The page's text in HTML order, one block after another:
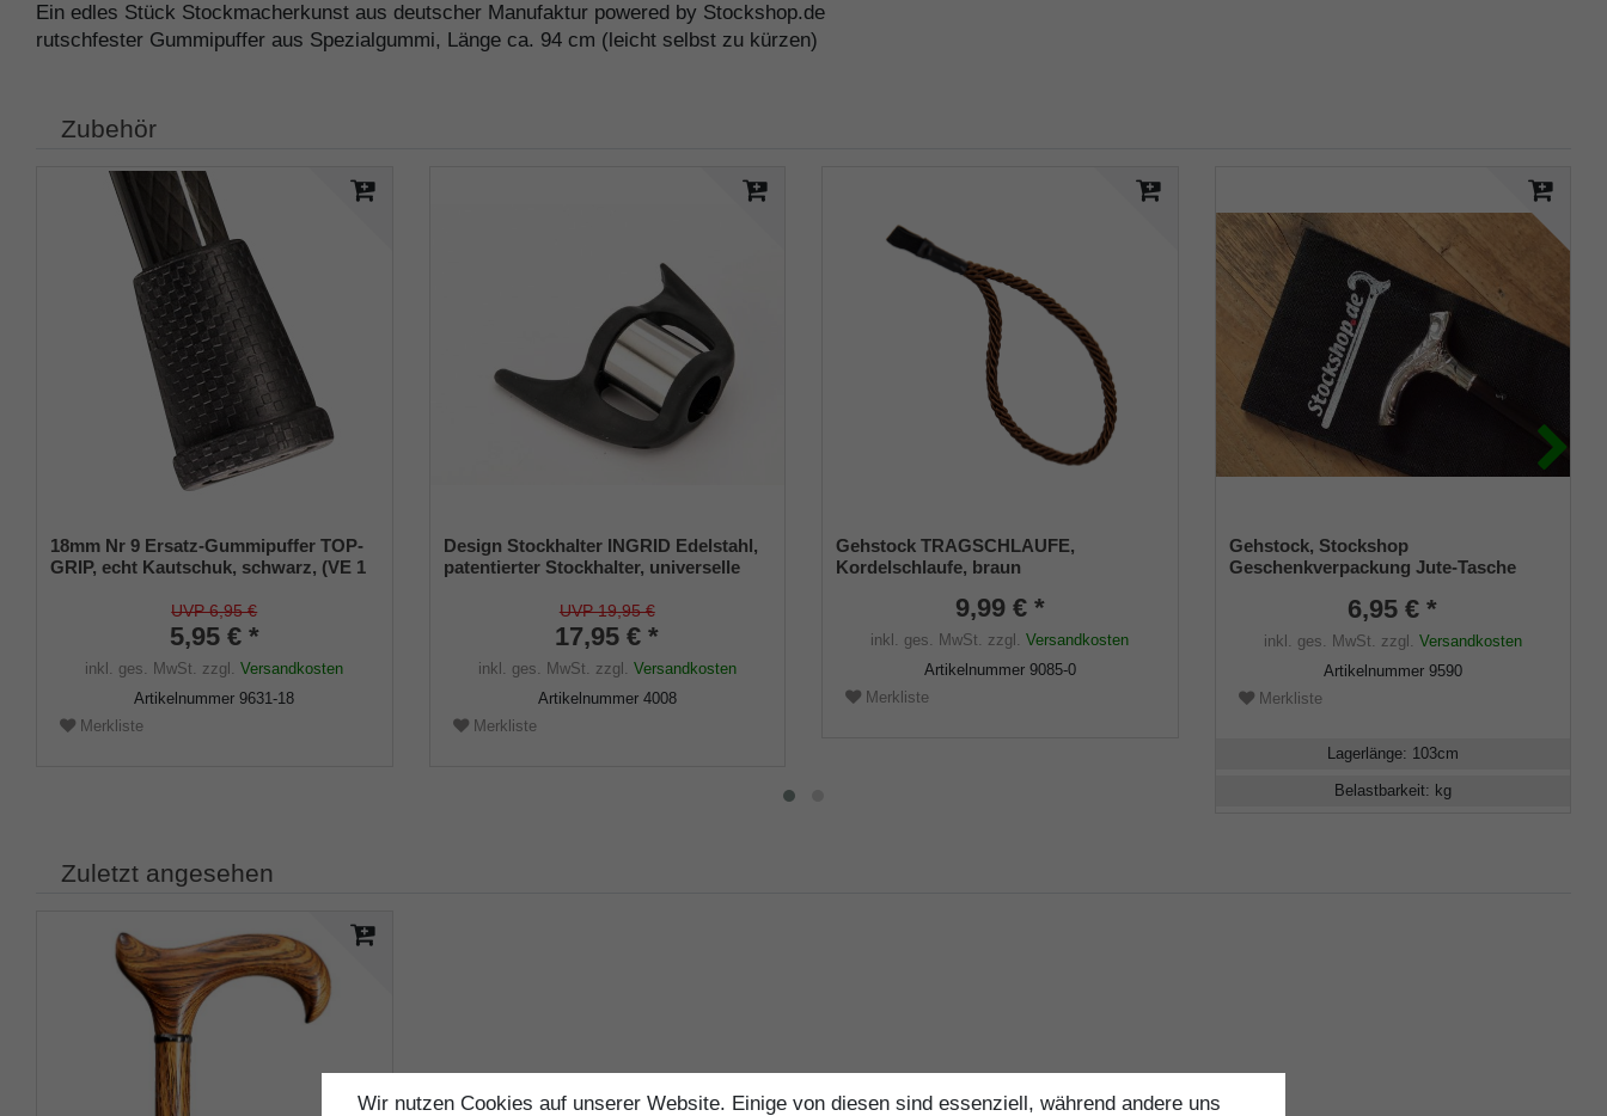
Ein edles Stück Stockmacherkunst aus deutscher Manufaktur powered by Stockshop.de
rutschfester Gummipuffer aus Spezialgummi, Länge ca. 94 cm (leicht selbst zu kürzen)
Zubehör
18mm Nr 9 Ersatz-Gummipuffer TOP-
GRIP, echt Kautschuk, schwarz, (VE 1
UVP 6,95 €
5,95 € *
inkl. ges. MwSt. zzgl.Versandkosten
Artikelnummer9631-18
Merkliste
Design Stockhalter INGRID Edelstahl,
patentierter Stockhalter, universelle
UVP 19,95 €
17,95 € *
inkl. ges. MwSt. zzgl. Versandkosten
Artikelnummer 4008
Merkliste
Gehstock TRAGSCHLAUFE,
Kordelschlaufe, braun
9,99 € *
inkl. ges. MwSt. zzgl.Versandkosten
Artikelnummer 9085-0
Merkliste
Gehstock, Stockshop
Geschenkverpackung Jute-Tasche
6,95 € *
inkl. ges. MwSt. zzgl. Versandkosten
Artikelnummer 9590
Merkliste
Lagerlänge: 103cm
Belastbarkeit: kg
Zuletzt angesehen
Wir nutzen Cookies auf unserer Website. Einige von diesen sind essenziell, während andere uns